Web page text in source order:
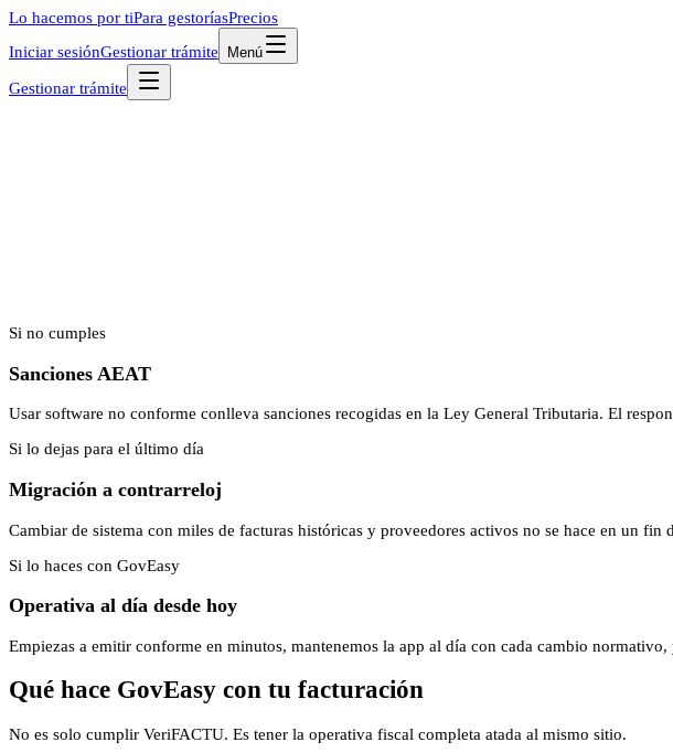
Lo hacemos por tiPara gestoríasPrecios
Iniciar sesiónGestionar trámite Menú
Gestionar trámite
Si no cumples
Sanciones AEAT
Usar software no conforme conlleva sanciones recogidas en la Ley General Tributaria. El
Si lo dejas para el último día
Migración a contrarreloj
Cambiar de sistema con miles de facturas históricas y proveedores activos no se hace en un fin
Si lo haces con GovEasy
Operativa al día desde hoy
Empiezas a emitir conforme en minutos, mantenemos la app al día con cada cambio
Qué hace GovEasy con tu facturación
No es solo cumplir VeriFACTU. Es tener la operativa fiscal completa atada al mismo sitio.